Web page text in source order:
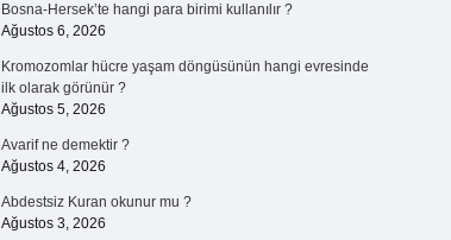
Bosna-Hersek’te hangi para birimi kullanılır ?
Ağustos 6, 2026
Kromozomlar hücre yaşam döngüsünün hangi evresinde
ilk olarak görünür ?
Ağustos 5, 2026
Avarif ne demektir ?
Ağustos 4, 2026
Abdestsiz Kuran okunur mu ?
Ağustos 3, 2026